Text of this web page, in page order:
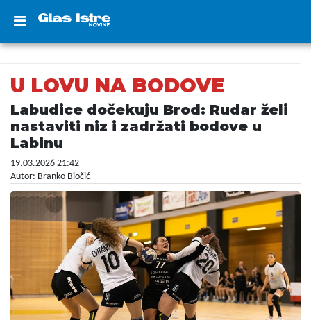
U LOVU NA BODOVE
Labudice dočekuju Brod: Rudar želi
nastaviti niz i zadržati bodove u
Labinu
19.03.2026 21:42
Autor: Branko Biočić